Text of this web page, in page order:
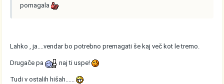
pomagala
Lahko , ja....vendar bo potrebno premagati še kaj več kot le tremo.
Drugače pa naj ti uspe!
Tudi v ostalih hišah......